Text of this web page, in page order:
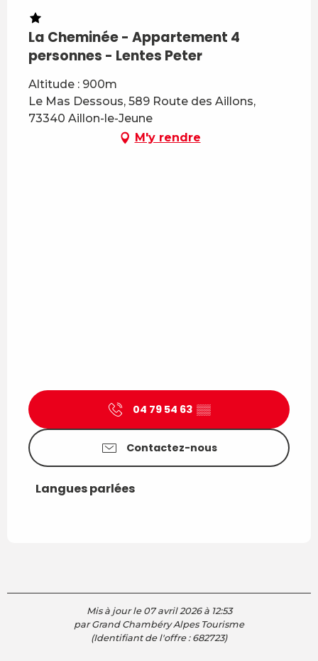
La Cheminée - Appartement 4
personnes - Lentes Peter
Altitude : 900m
Le Mas Dessous, 589 Route des Aillons,
73340 Aillon-le-Jeune
M'y rendre
04 79 54 63 ▒▒
Contactez-nous
Langues parlées
Langues parlées
Mis à jour le 07 avril 2026 à 12:53
par Grand Chambéry Alpes Tourisme
(Identifiant de l'offre : 682723)